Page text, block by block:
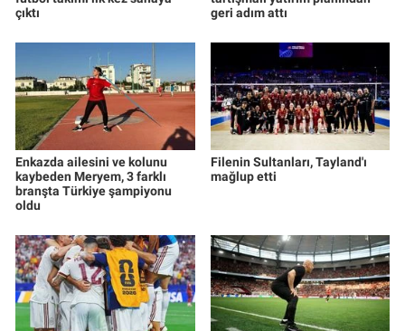
çıktı
geri adım attı
Enkazda ailesini ve kolunu
kaybeden Meryem, 3 farklı
branşta Türkiye şampiyonu
oldu
Filenin Sultanları, Tayland'ı
mağlup etti